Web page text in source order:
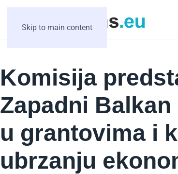
Skip to main content
Komisija
Zapadni
u grantovima i
ubrzanju